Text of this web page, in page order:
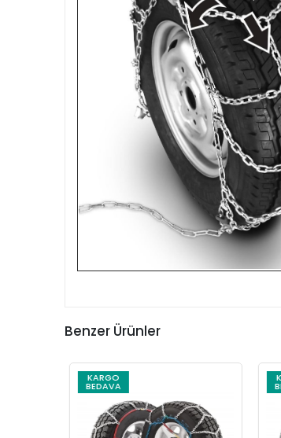
Benzer Ürünler
KARGO
BEDAVA